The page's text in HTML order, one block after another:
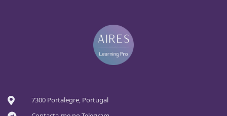
7300 Portalegre, Portugal